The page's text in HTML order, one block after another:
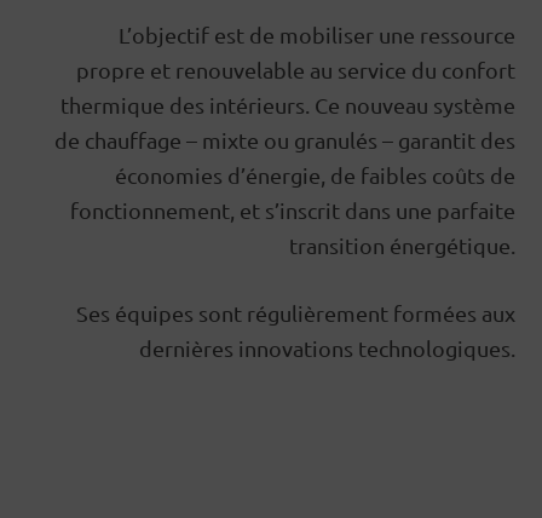
L’objectif est de mobiliser une ressource
propre et renouvelable au service du confort
thermique des intérieurs. Ce nouveau système
de chauffage – mixte ou granulés – garantit des
économies d’énergie, de faibles coûts de
fonctionnement, et s’inscrit dans une parfaite
transition énergétique.
Ses équipes sont régulièrement formées aux
dernières innovations technologiques.